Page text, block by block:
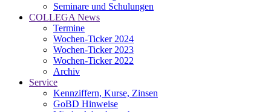
Seminare und Schulungen
COLLEGA News
Termine
Wochen-Ticker 2024
Wochen-Ticker 2023
Wochen-Ticker 2022
Archiv
Service
Kennziffern, Kurse, Zinsen
GoBD Hinweise